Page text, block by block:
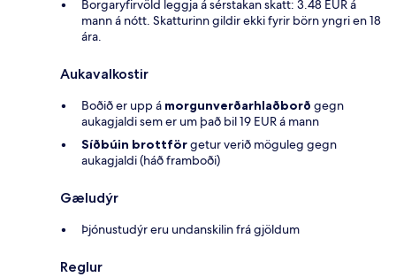
Borgaryfirvöld leggja á sérstakan skatt: 3.48 EUR á
mann á nótt. Skatturinn gildir ekki fyrir börn yngri en 18
ára.
Aukavalkostir
Boðið er upp á morgunverðarhlaðborð gegn
aukagjaldi sem er um það bil 19 EUR á mann
Síðbúin brottförgetur verið möguleg gegn
aukagjaldi (háð framboði)
Gæludýr
Þjónustudýr eru undanskilin frá gjöldum
Reglur